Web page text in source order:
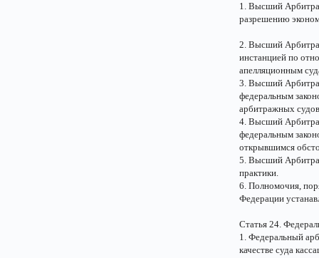
1. Высший
разрешению
2. Высший
инстанцией по
апелляционным
3. Высший
федеральным
арбитражных
4. Высший
федеральным
открывшимся
5. Высший
практики.
6. Полномочия,
Федерации
Статья 24.
1. Федеральный
качестве суда